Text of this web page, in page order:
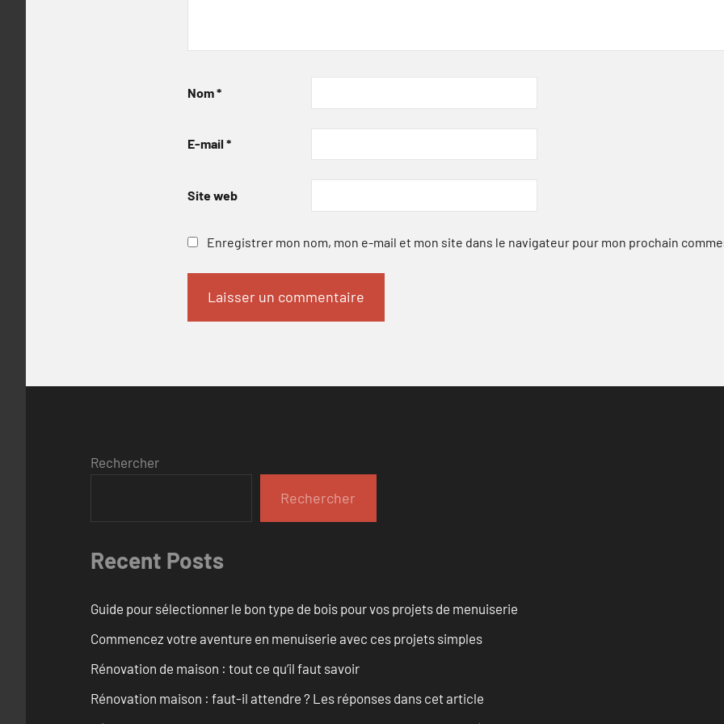
Nom*
E-mail *
Site web
Enregistrer mon nom, mon e-mail et mon site dans le navigateur pour mon prochain
Rechercher
Rechercher
Recent Posts
Guide pour sélectionner le bon type de bois pour vos projets de menuiserie
Commencez votre aventure en menuiserie avec ces projets simples
Rénovation de maison : tout ce qu’il faut savoir
Rénovation maison : faut-il attendre ? Les réponses dans cet article